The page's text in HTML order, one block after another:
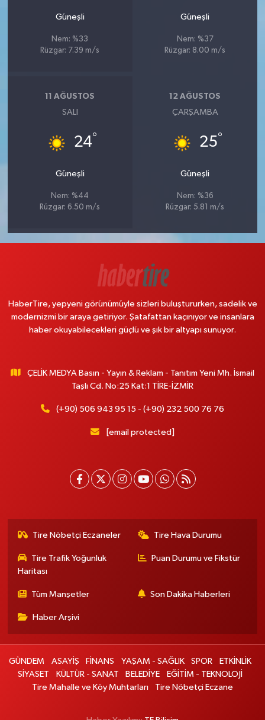
Güneşli
Nem: %33
Rüzgar: 7.39 m/s
Güneşli
Nem: %37
Rüzgar: 8.00 m/s
11 AĞUSTOS
SALI
24°
Güneşli
Nem: %44
Rüzgar: 6.50 m/s
12 AĞUSTOS
ÇARŞAMBA
25°
Güneşli
Nem: %36
Rüzgar: 5.81 m/s
HaberTire, yepyeni görünümüyle sizleri buluştururken, sadelik ve
modernizmi bir araya getiriyor. Şatafattan kaçınıyor ve insanlara
haber okuyabilecekleri güçlü ve şık bir altyapı sunuyor.
ÇELİK MEDYA Basın - Yayın & Reklam - Tanıtım Yeni Mh. İsmail
Taşlı Cd. No:25 Kat:1 TİRE-İZMİR
(+90) 506 943 95 15 - (+90) 232 500 76 76
[email protected]
Tire Nöbetçi Eczaneler Tire Hava Durumu
Tire Trafik Yoğunluk
Haritası
Puan Durumu ve Fikstür
Tüm Manşetler Son Dakika Haberleri
Haber Arşivi
GÜNDEM ASAYİŞ FİNANS YAŞAM - SAĞLIK SPOR
ETKİNLİK
SİYASET
KÜLTÜR - SANAT BELEDİYE
EĞİTİM - TEKNOLOJİ
Tire Mahalle ve Köy Muhtarları
Tire Nöbetçi Eczane